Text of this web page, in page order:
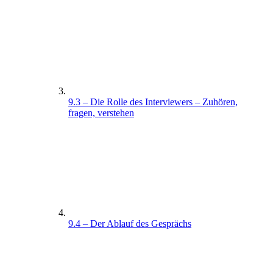
9.3 – Die Rolle des Interviewers – Zuhören,
fragen, verstehen
9.4 – Der Ablauf des Gesprächs